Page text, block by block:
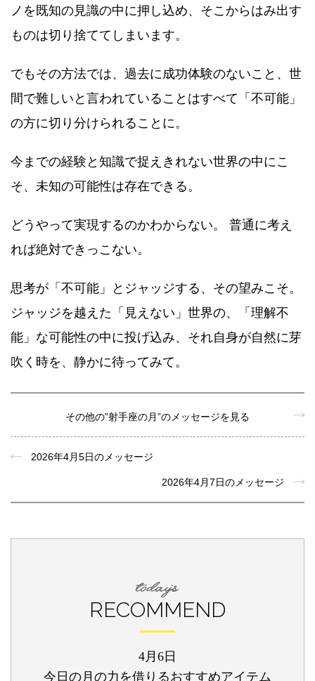
ノを既知の見識の中に押し込め、そこからはみ出す
ものは切り捨ててしまいます。
でもその方法では、過去に成功体験のないこと、世
間で難しいと言われていることはすべて「不可能」
の方に切り分けられることに。
今までの経験と知識で捉えきれない世界の中にこ
そ、未知の可能性は存在できる。
どうやって実現するのかわからない。 普通に考え
れば絶対できっこない。
思考が「不可能」とジャッジする、その望みこそ。
ジャッジを越えた「見えない」世界の、「理解不
能」な可能性の中に投げ込み、それ自身が自然に芽
吹く時を、静かに待ってみて。
その他の”射手座の月”のメッセージを見る
2026年4月5日のメッセージ
2026年4月7日のメッセージ
RECOMMEND
4月6日
今日の月の力を借りるおすすめアイテム